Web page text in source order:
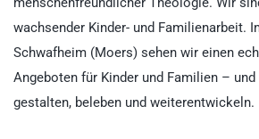
wachsender Kinder- und Familienarbeit.
Schwafheim (Moers) sehen wir einen
Angeboten für Kinder und Familien –
gestalten, beleben und weiterentwickeln.